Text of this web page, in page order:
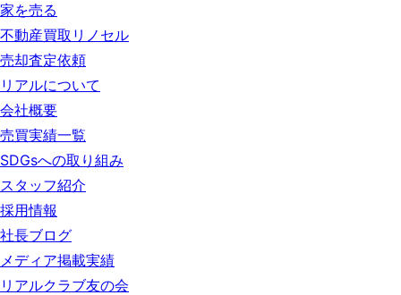
家を売る
不動産買取リノセル
売却査定依頼
リアルについて
会社概要
売買実績一覧
SDGsへの取り組み
スタッフ紹介
採用情報
社長ブログ
メディア掲載実績
リアルクラブ友の会